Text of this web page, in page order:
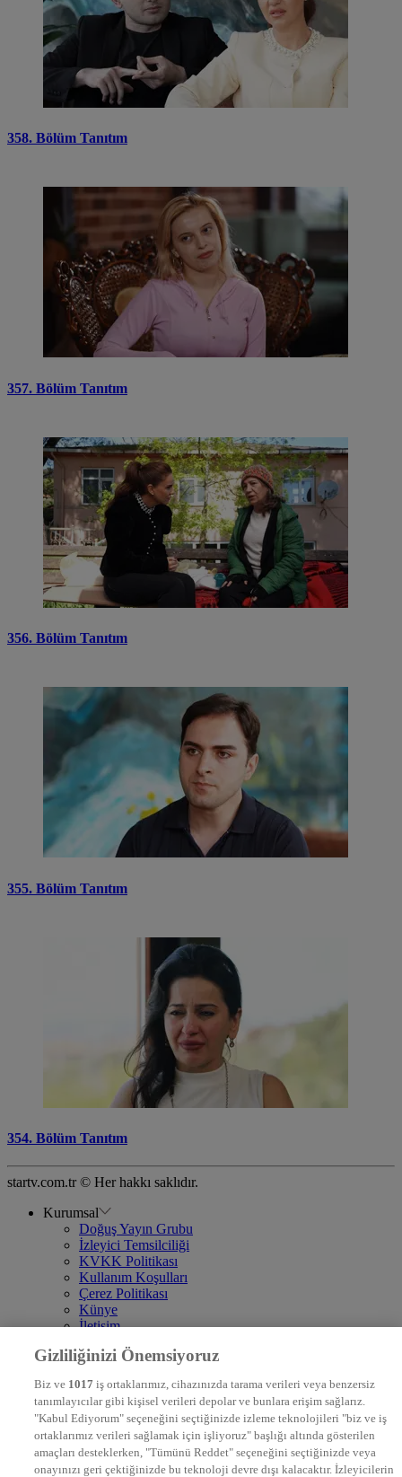
358. Bölüm Tanıtım
357. Bölüm Tanıtım
356. Bölüm Tanıtım
355. Bölüm Tanıtım
354. Bölüm Tanıtım
startv.com.tr © Her hakkı saklıdır.
Kurumsal
Doğuş Yayın Grubu
İzleyici Temsilciliği
KVKK Politikası
Kullanım Koşulları
Çerez Politikası
Künye
İletişim
DYG Televizyonlar
STAR
EURO STAR
KRAL POP TV
DYG Radyolar
NTV RADYO
KRAL FM
Gizliliğinizi Önemsiyoruz
Biz ve 1017 iş ortaklarımız, cihazınızda tarama verileri veya benzersiz
tanımlayıcılar gibi kişisel verileri depolar ve bunlara erişim sağlarız.
"Kabul Ediyorum" seçeneğini seçtiğinizde izleme teknolojileri "biz ve iş
ortaklarımız verileri sağlamak için işliyoruz" başlığı altında gösterilen
amaçları desteklerken, "Tümünü Reddet" seçeneğini seçtiğinizde veya
onayınızı geri çektiğinizde bu teknoloji devre dışı kalacaktır. İzleyicilerin